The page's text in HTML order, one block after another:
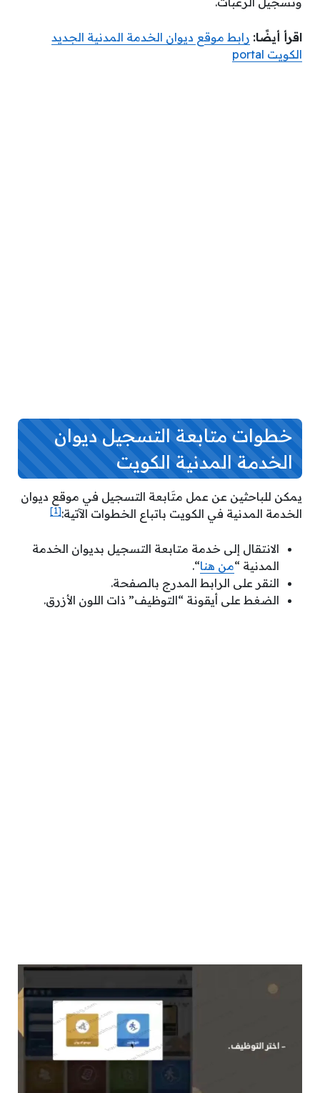
اقرأ أيضًا: رابط موقع ديوان الخدمة المدنية الجديد
الكويت portal
خطوات متابعة التسجيل ديوان
الخدمة المدنية الكويت
يمكن للباحثين عن عمل متَابعة التسجيل في موقع ديوان
الخدمة المدنية في الكويت باتباع الخطوات الآتية:[1]
الانتقال إلى خدمة متابعة التسجيل بديوان الخدمة
المدنية “من هنا“.
النقر على الرابط المدرج بالصفحة.
الضغط على أيقونة “التوظيف” ذات اللون الأزرق.